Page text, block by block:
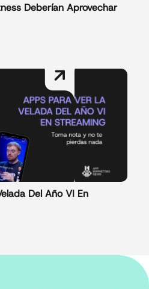
Deberían Aprovechar
Del Año VI En